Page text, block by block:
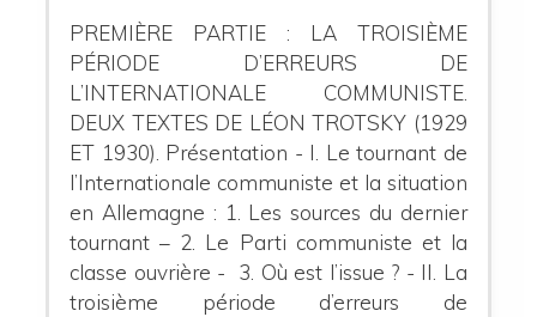
PREMIÈRE PARTIE : LA TROISIÈME
PÉRIODE D’ERREURS DE
L’INTERNATIONALE COMMUNISTE.
DEUX TEXTES DE LÉON TROTSKY (1929
ET 1930). Présentation - I. Le tournant de
l’Internationale communiste et la situation
en Allemagne : 1. Les sources du dernier
tournant – 2. Le Parti communiste et la
classe ouvrière - 3. Où est l’issue ? - II. La
troisième période d’erreurs de